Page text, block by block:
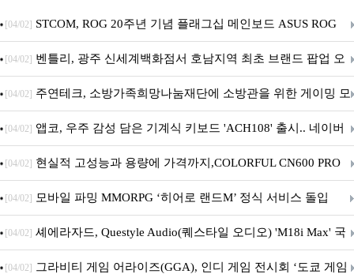
[04/02] STCOM, ROG 20주년 기념 플래그십 메인보드 ASUS ROG
Crosshair X870E EDITION 20 국내 출시 예정
[04/02] 벤틀리, 광주 신세계백화점서 호남지역 최초 브랜드 팝업 오
픈
[04/02] 주연테크, 소방가족희망나눔재단에 소방관을 위한 게이밍 모
니터·스마트 펫 침대 기부
[04/02] 앱코, 우주 감성 담은 기계식 키보드 'ACH108' 출시.. 네이버
브랜드데이 기획전 진행
[04/02] 현실적 고성능과 용량에 가격까지,COLORFUL CN600 PRO
M.2 NVMe 디앤디컴 1TB
[04/02] 모바일 파밍 MMORPG ‘히어로 랜드M’ 정식 서비스 돌입
[04/02] 셰에라자드, Questyle Audio(퀘스타일 오디오) 'M18i Max' 국
내 정식 출시
[04/02] 그라비티 게임 어라이즈(GGA), 인디 게임 전시회 ‘도쿄 게임